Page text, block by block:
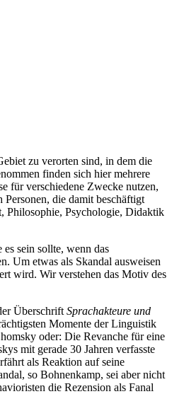
zu verorten sind, in dem die
finden sich hier mehrere
für verschiedene Zwecke nutzen,
die damit beschäftigt
Philosophie, Psychologie, Didaktik
sein sollte, wenn das
Um etwas als Skandal ausweisen
wird. Wir verstehen das Motiv des
Überschrift Sprachakteure und
Momente der Linguistik
oder: Die Revanche für eine
mit gerade 30 Jahren verfasste
als Reaktion auf seine
so Bohnenkamp, sei aber nicht
die Rezension als Fanal